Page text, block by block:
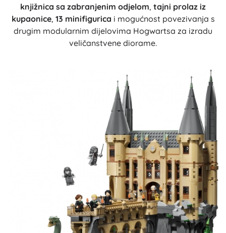
knjižnica sa zabranjenim odjelom, tajni prolaz iz
kupaonice, 13 minifigurica i mogućnost povezivanja s
drugim modularnim dijelovima Hogwartsa za izradu
veličanstvene diorame.